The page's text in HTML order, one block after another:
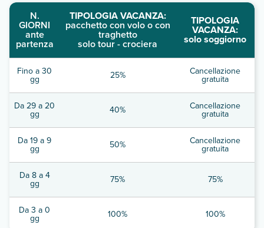
N.
GIORNI
ante
partenza
TIPOLOGIA VACANZA:
pacchetto con volo o con
traghetto
solo tour - crociera
TIPOLOGIA
VACANZA:
solo soggiorno
Fino a 30
gg 25% Cancellazione
gratuita
Da 29 a 20
gg 40% Cancellazione
gratuita
Da 19 a 9
gg 50% Cancellazione
gratuita
Da 8 a 4
gg 75% 75%
Da 3 a 0
gg 100% 100%